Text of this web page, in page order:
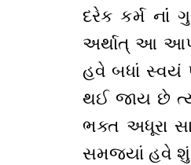
દરેક કર્મ
અર્થાત્ આ
હવે બધાં સ્વયં
થઈ જાય છે
ભક્ત અધૂરા
સમજ્યાં હવે શું